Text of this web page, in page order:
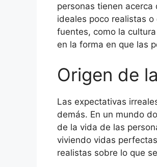
personas tienen
ideales poco realistas
fuentes, como la
en la forma en que las
Origen de
Las expectativas
demás. En un mundo
de la vida de las
viviendo vidas
realistas sobre lo que